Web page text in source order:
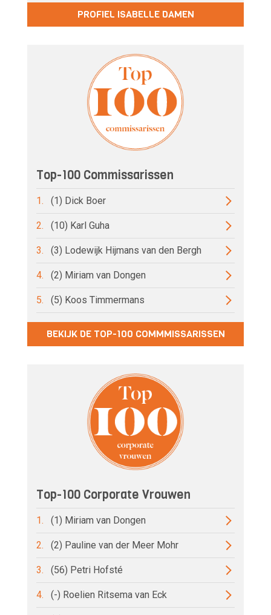
PROFIEL ISABELLE DAMEN
Top-100 Commissarissen
1. (1) Dick Boer
2. (10) Karl Guha
3. (3) Lodewijk Hijmans van den Bergh
4. (2) Miriam van Dongen
5. (5) Koos Timmermans
BEKIJK DE TOP-100 COMMMISSARISSEN
Top-100 Corporate Vrouwen
1. (1) Miriam van Dongen
2. (2) Pauline van der Meer Mohr
3. (56) Petri Hofsté
4. (-) Roelien Ritsema van Eck